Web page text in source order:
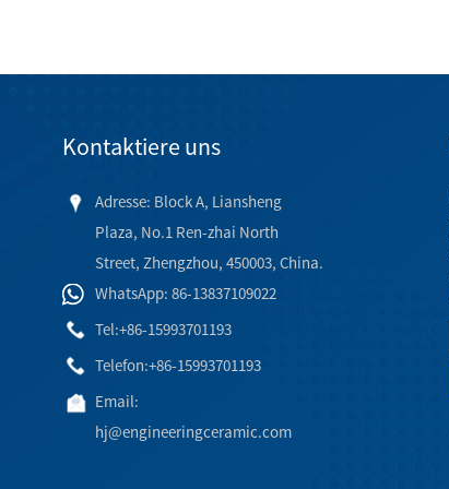
Kontaktiere uns
Adresse: Block A, Liansheng
Plaza, No.1 Ren-zhai North
Street, Zhengzhou, 450003, China.
WhatsApp: 86-13837109022
Tel:+86-15993701193
Telefon:+86-15993701193
Email:
hj@engineeringceramic.com